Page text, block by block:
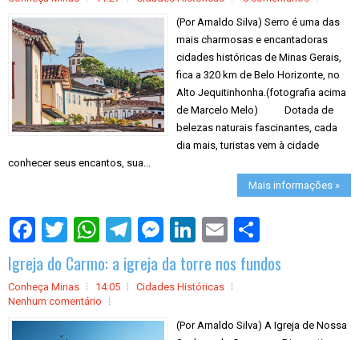
(Por Arnaldo Silva) Serro é uma das
mais charmosas e encantadoras
cidades históricas de Minas Gerais,
fica a 320 km de Belo Horizonte, no
Alto Jequitinhonha.(fotografia acima
de Marcelo Melo) Dotada de
belezas naturais fascinantes, cada
dia mais, turistas vem à cidade
conhecer seus encantos, sua...
Mais informações »
r
e
Igreja do Carmo: a igreja da torre nos fundos
Conheça Minas 14:05
Cidades Históricas
Nenhum comentário
(Por Arnaldo Silva) A Igreja de Nossa